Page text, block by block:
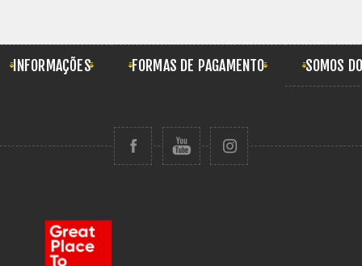
INFORMAÇÕES FORMAS DE PAGAMENTO SOMOS